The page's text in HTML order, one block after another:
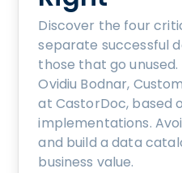
Discover the four
separate successful
those that go
Ovidiu Bodnar,
at CastorDoc, based
implementations.
and build a data
business value.